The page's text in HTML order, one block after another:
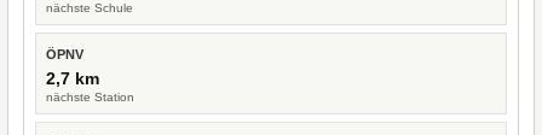
nächste Schule
ÖPNV
2,7 km
nächste Station